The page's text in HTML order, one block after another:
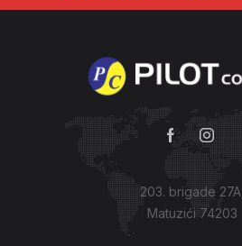
203. brigade 27A,
Matuzići 74203